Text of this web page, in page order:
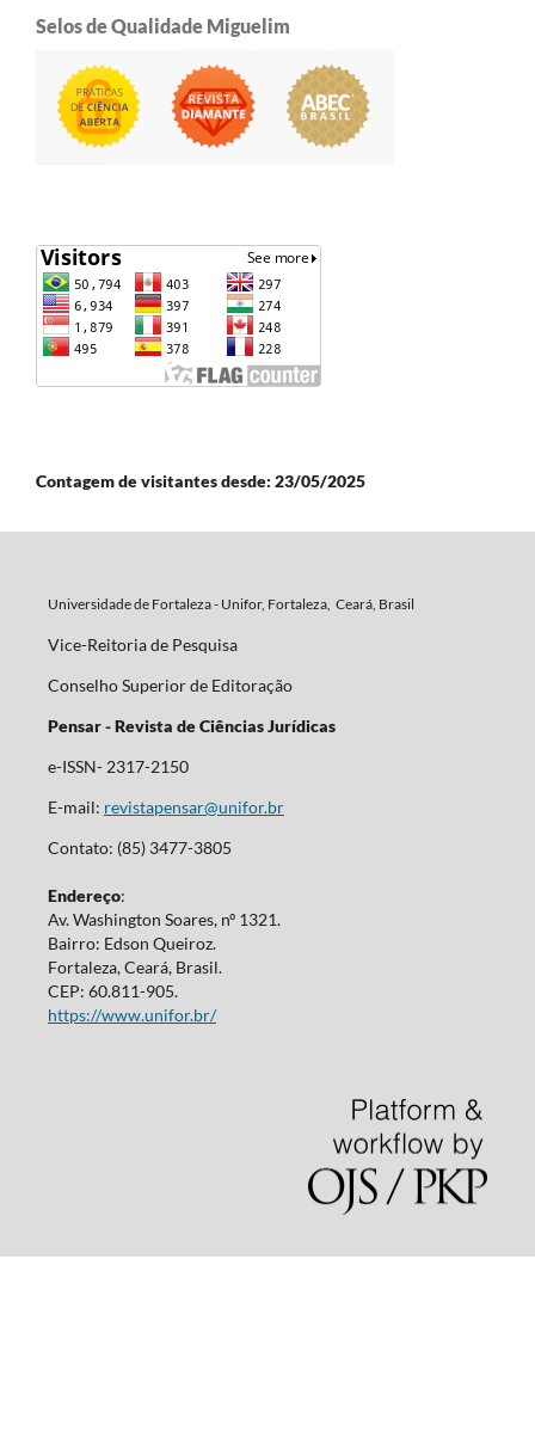
Selos de Qualidade Miguelim
Contagem de visitantes desde: 23/05/2025
Universidade de Fortaleza - Unifor, Fortaleza, Ceará, Brasil
Vice-Reitoria de Pesquisa
Conselho Superior de Editoração
Pensar - Revista de Ciências Jurídicas
e-ISSN- 2317-2150
E-mail: revistapensar@unifor.br
Contato: (85) 3477-3805
Endereço:
Av. Washington Soares, nº 1321.
Bairro: Edson Queiroz.
Fortaleza, Ceará, Brasil.
CEP: 60.811-905.
https://www.unifor.br/